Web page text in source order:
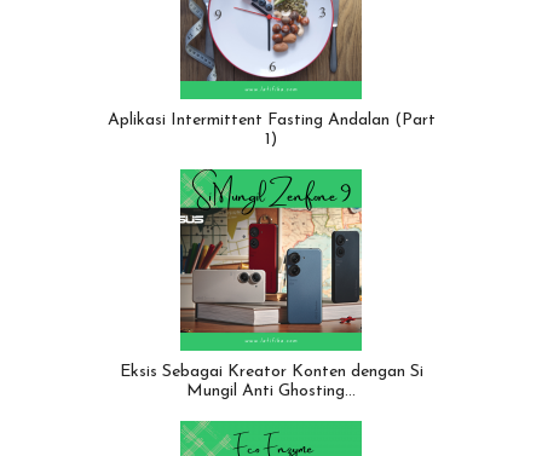
Aplikasi Intermittent Fasting Andalan (Part
1)
Eksis Sebagai Kreator Konten dengan Si
Mungil Anti Ghosting…